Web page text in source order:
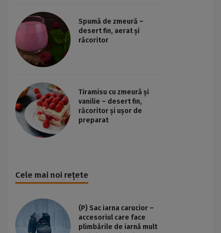
Spumă de zmeură –
desert fin, aerat și
răcoritor
Tiramisu cu zmeură și
vanilie – desert fin,
răcoritor și ușor de
preparat
Cele mai noi rețete
(P) Sac iarna carucior –
accesoriul care face
plimbările de iarnă mult